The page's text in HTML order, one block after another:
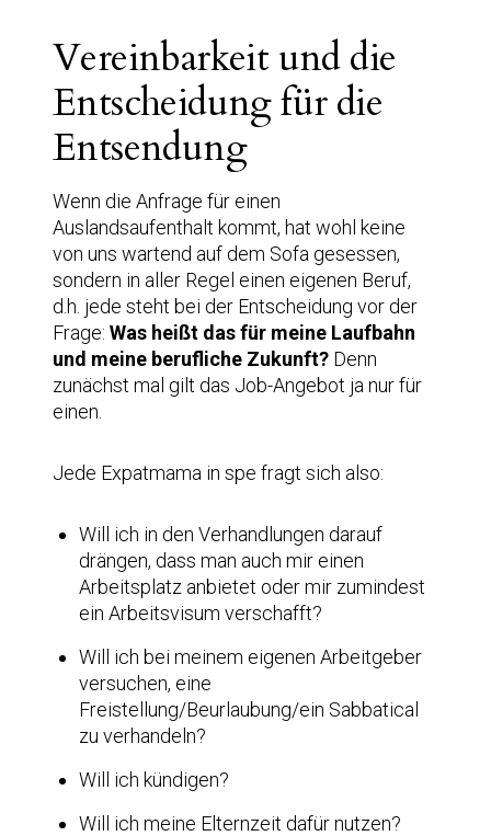
Vereinbarkeit und die
Entscheidung für die
Entsendung
Wenn die Anfrage für einen
Auslandsaufenthalt kommt, hat wohl keine
von uns wartend auf dem Sofa gesessen,
sondern in aller Regel einen eigenen Beruf,
d.h. jede steht bei der Entscheidung vor der
Frage: Was heißt das für meine Laufbahn
und meine berufliche Zukunft? Denn
zunächst mal gilt das Job-Angebot ja nur für
einen.
Jede Expatmama in spe fragt sich also:
Will ich in den Verhandlungen darauf
drängen, dass man auch mir einen
Arbeitsplatz anbietet oder mir zumindest
ein Arbeitsvisum verschafft?
Will ich bei meinem eigenen Arbeitgeber
versuchen, eine
Freistellung/Beurlaubung/ein Sabbatical
zu verhandeln?
Will ich kündigen?
Will ich meine Elternzeit dafür nutzen?